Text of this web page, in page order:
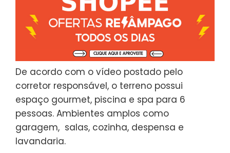
De acordo com o vídeo postado pelo
corretor responsável, o terreno possui
espaço gourmet, piscina e spa para 6
pessoas. Ambientes amplos como
garagem, salas, cozinha, despensa e
lavandaria.